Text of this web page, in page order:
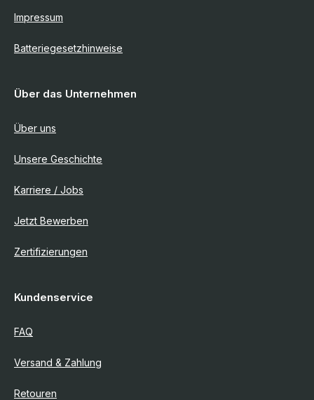
Impressum
Batteriegesetzhinweise
Über das Unternehmen
Über uns
Unsere Geschichte
Karriere / Jobs
Jetzt Bewerben
Zertifizierungen
Kundenservice
FAQ
Versand & Zahlung
Retouren